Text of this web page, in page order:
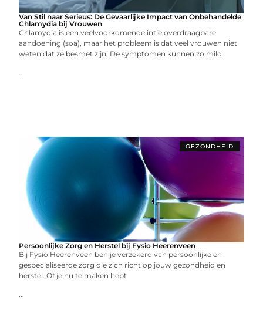
Van Stil naar Serieus: De Gevaarlijke Impact van Onbehandelde
Chlamydia bij Vrouwen
Chlamydia is een veelvoorkomende intie overdraagbare
aandoening (soa), maar het probleem is dat veel vrouwen niet
weten dat ze besmet zijn. De symptomen kunnen zo mild
...
GEZONDHEID
Persoonlijke Zorg en Herstel bij Fysio Heerenveen
Bij Fysio Heerenveen ben je verzekerd van persoonlijke en
gespecialiseerde zorg die zich richt op jouw gezondheid en
herstel. Of je nu te maken hebt
...